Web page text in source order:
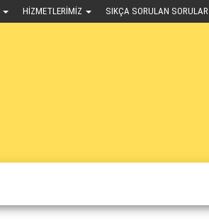
HIZMETLERIMIZ SIKÇA SORULAN SORULAR